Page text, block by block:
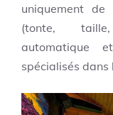
uniquement de
(tonte,
automatique
spécialisés dans